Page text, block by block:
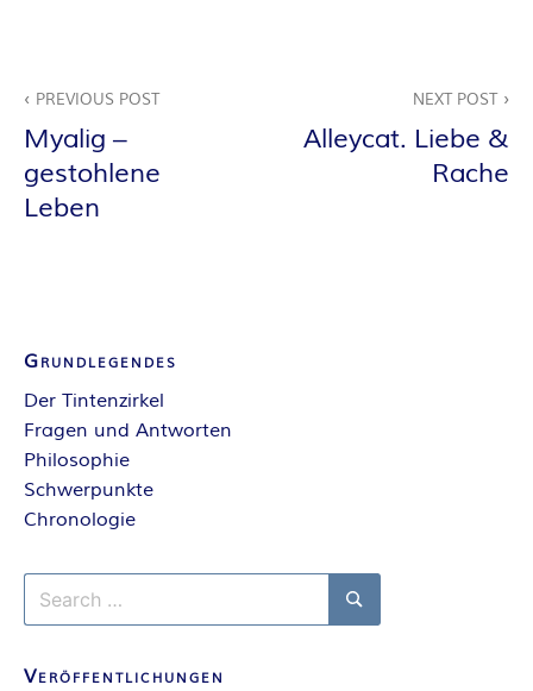
E
I
S
PREVIOUS POST
Myalig –
gestohlene
Leben
NEXT POST
Alleycat. Liebe &
Rache
Grundlegendes
Der Tintenzirkel
Fragen und Antworten
Philosophie
Schwerpunkte
Chronologie
Search
for:
Search
Veröffentlichungen